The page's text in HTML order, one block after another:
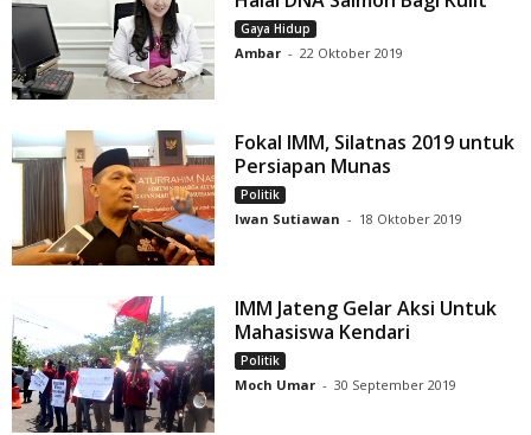
Gaya Hidup
Ambar - 22 Oktober 2019
Fokal IMM, Silatnas 2019 untuk
Persiapan Munas
Politik
Iwan Sutiawan - 18 Oktober 2019
IMM Jateng Gelar Aksi Untuk
Mahasiswa Kendari
Politik
Moch Umar - 30 September 2019